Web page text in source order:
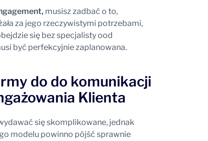
musisz zadbać o to,
za jego rzeczywistymi potrzebami,
się bez specjalisty ood
być perfekcyjnie zaplanowana.
do do komunikacji
Klienta
się skomplikowane, jednak
modelu powinno pójść sprawnie